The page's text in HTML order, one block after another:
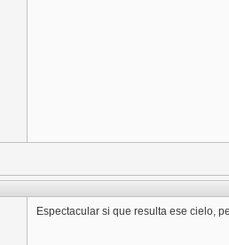
Espectacular si que resulta ese cielo,